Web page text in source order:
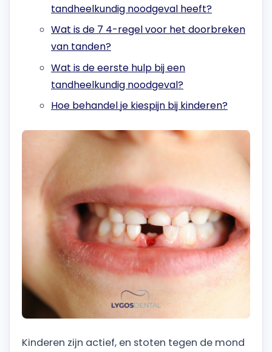
tandheelkundig noodgeval heeft?
Wat is de 7 4-regel voor het doorbreken
van tanden?
Wat is de eerste hulp bij een
tandheelkundig noodgeval?
Hoe behandel je kiespijn bij kinderen?
Kinderen zijn actief, en stoten tegen de mond